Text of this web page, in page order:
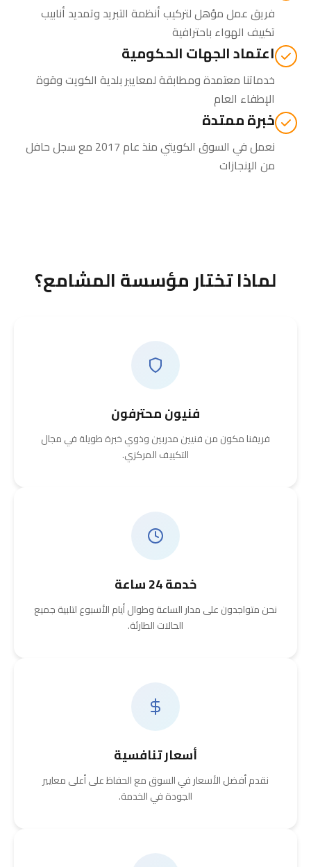
فريق عمل مؤهل لتركيب أنظمة التبريد وتمديد أنابيب
تكييف الهواء باحترافية
اعتماد الجهات الحكومية
خدماتنا معتمدة ومطابقة لمعايير بلدية الكويت وقوة
الإطفاء العام
خبرة ممتدة
نعمل في السوق الكويتي منذ عام 2017 مع سجل حافل
من الإنجازات
لماذا تختار مؤسسة المشامع؟
فنيون محترفون
فريقنا مكون من فنيين مدربين وذوي خبرة طويلة في مجال
التكييف المركزي.
خدمة 24 ساعة
نحن متواجدون على مدار الساعة وطوال أيام الأسبوع لتلبية جميع
الحالات الطارئة.
أسعار تنافسية
نقدم أفضل الأسعار في السوق مع الحفاظ على أعلى معايير
الجودة في الخدمة.